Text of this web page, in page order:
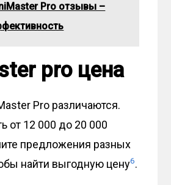
Pro отзывы –
pro цена
Pro различаются.
от 12 000 до 20 000
предложения разных
найти выгодную цену6.